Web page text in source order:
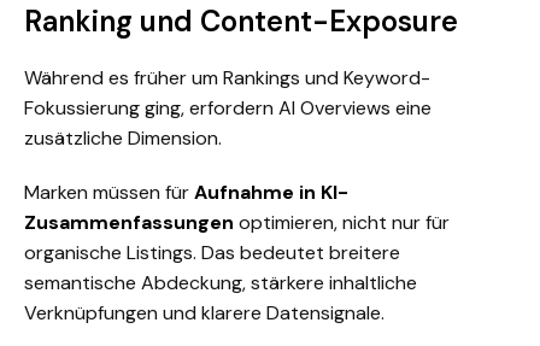
Ranking und Content-Exposure
Während es früher um Rankings und Keyword-
Fokussierung ging, erfordern AI Overviews eine
zusätzliche Dimension.
Marken müssen fürAufnahme in KI-
Zusammenfassungen optimieren, nicht nur für
organische Listings. Das bedeutet breitere
semantische Abdeckung, stärkere inhaltliche
Verknüpfungen und klarere Datensignale.